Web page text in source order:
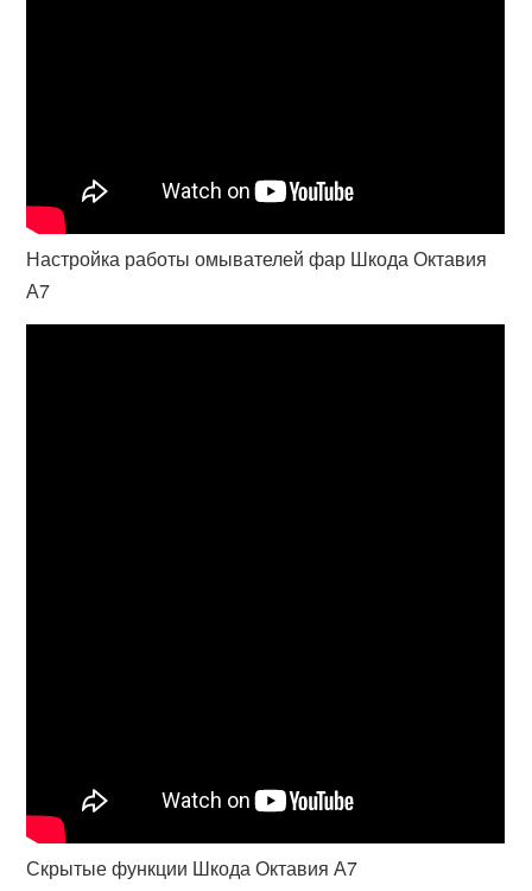
Настройка работы омывателей фар Шкода Октавия
А7
Скрытые функции Шкода Октавия А7